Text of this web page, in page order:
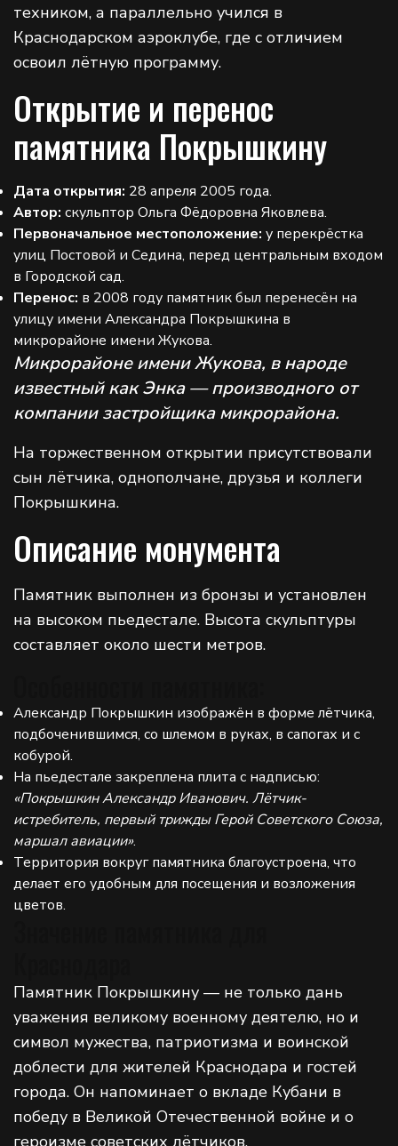
техником, а параллельно учился в
Краснодарском аэроклубе, где с отличием
освоил лётную программу.
Открытие и перенос
памятника Покрышкину
Дата открытия: 28 апреля 2005 года.
Автор: скульптор Ольга Фёдоровна Яковлева.
Первоначальное местоположение: у перекрёстка
улиц Постовой и Седина, перед центральным входом
в Городской сад.
Перенос: в 2008 году памятник был перенесён на
улицу имени Александра Покрышкина в
микрорайоне имени Жукова.
Микрорайоне имени Жукова, в народе
известный как Энка — производного от
компании застройщика микрорайона.
На торжественном открытии присутствовали
сын лётчика, однополчане, друзья и коллеги
Покрышкина.
Описание монумента
Памятник выполнен из бронзы и установлен
на высоком пьедестале. Высота скульптуры
составляет около шести метров.
Александр Покрышкин изображён в форме лётчика,
подбоченившимся, со шлемом в руках, в сапогах и с
кобурой.
На пьедестале закреплена плита с надписью:
«Покрышкин Александр Иванович. Лётчик-
истребитель, первый трижды Герой Советского Союза,
маршал авиации».
Территория вокруг памятника благоустроена, что
делает его удобным для посещения и возложения
цветов.
Памятник Покрышкину — не только дань
уважения великому военному деятелю, но и
символ мужества, патриотизма и воинской
доблести для жителей Краснодара и гостей
города. Он напоминает о вкладе Кубани в
победу в Великой Отечественной войне и о
героизме советских лётчиков.